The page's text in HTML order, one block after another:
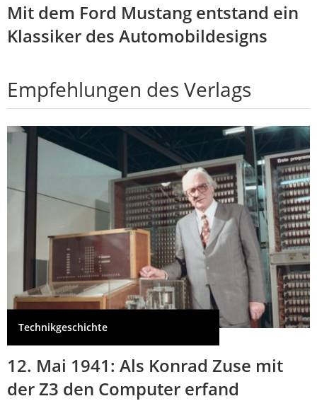
Mit dem Ford Mustang entstand ein
Klassiker des Automobildesigns
Empfehlungen des Verlags
Technikgeschichte
12. Mai 1941: Als Konrad Zuse mit
der Z3 den Computer erfand